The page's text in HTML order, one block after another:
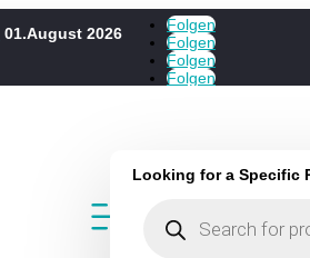
01.August 2026
Folgen
Folgen
Folgen
Folgen
Looking for a Specific
search